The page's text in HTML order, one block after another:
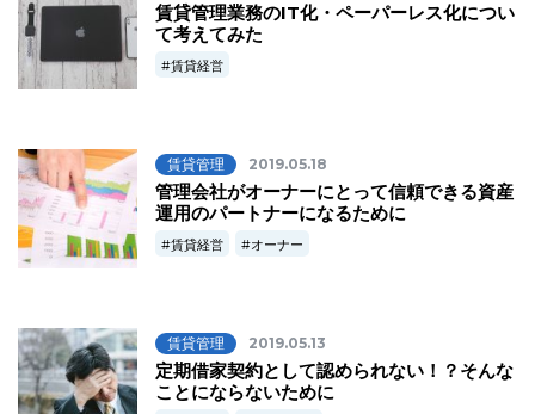
賃貸管理業務のIT化・ペーパーレス化につい
て考えてみた
賃貸経営
賃貸管理 2019.05.18
管理会社がオーナーにとって信頼できる資産
運用のパートナーになるために
賃貸経営 オーナー
賃貸管理 2019.05.13
定期借家契約として認められない！？そんな
ことにならないために